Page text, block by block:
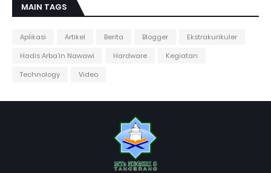
MAIN TAGS
Aplikasi Artikel Berita Blogger
Ekstrakurikuler
Hadis Arba'in Nawawi
Hardware
Kegiatan
Technology
Video